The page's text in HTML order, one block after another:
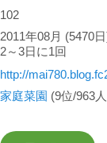
102
2011年08月 (5470
2～3日に1回
http://
家庭菜園 (9位/963